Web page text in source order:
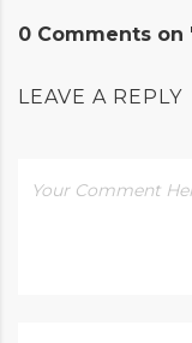
0 Comments on
LEAVE A REPLY